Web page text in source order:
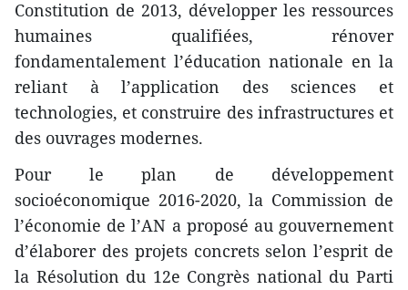
Constitution de 2013, développer les ressources
humaines qualifiées, rénover
fondamentalement l’éducation nationale en la
reliant à l’application des sciences et
technologies, et construire des infrastructures et
des ouvrages modernes.
Pour le plan de développement
socioéconomique 2016-2020, la Commission de
l’économie de l’AN a proposé au gouvernement
d’élaborer des projets concrets selon l’esprit de
la Résolution du 12e Congrès national du P​arti